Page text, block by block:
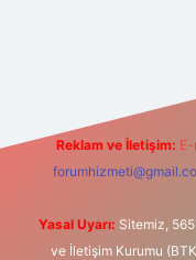
Reklam ve İletişim:
Yasal Uyarı: Sitemiz,
ve İletişim Kurumu